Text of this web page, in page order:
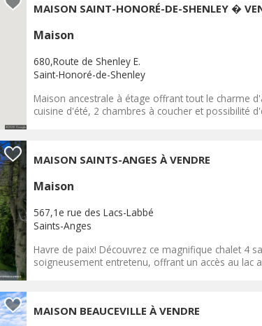
MAISON SAINT-HONORÉ-DE-SHENLEY �
Maison
680,Route de Shenley E.
Saint-Honoré-de-Shenley
Maison ancestrale à étage offrant tout le charme
cuisine d'été, 2 chambres à coucher et possibilité
MAISON SAINTS-ANGES À VENDRE
Maison
567,1e rue des Lacs-Labbé
Saints-Anges
Havre de paix! Découvrez ce magnifique chalet 4
soigneusement entretenu, offrant un accès au lac
MAISON BEAUCEVILLE À VENDRE